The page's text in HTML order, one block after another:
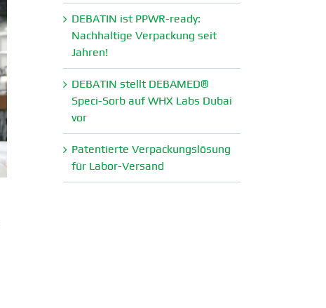
DEBATIN ist PPWR-ready:
Nachhaltige Verpa­ckung seit
Jahren!
DEBATIN stellt DEBAMED®
Speci-Sorb auf WHX Labs Dubai
vor
Paten­tierte Verpa­ckungs­lösung
für Labor-Versand